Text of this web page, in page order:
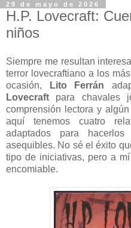
29 de mayo de 2026
H.P. Lovecraft:
niños
Siempre me resultan
terror lovecraftiano a los
ocasión,
Lito Ferrán
Lovecraft para chavales
comprensión lectora y
aquí tenemos cuatro
adaptados para
asequibles. No sé el éxito
tipo de iniciativas, pero a
encomiable.